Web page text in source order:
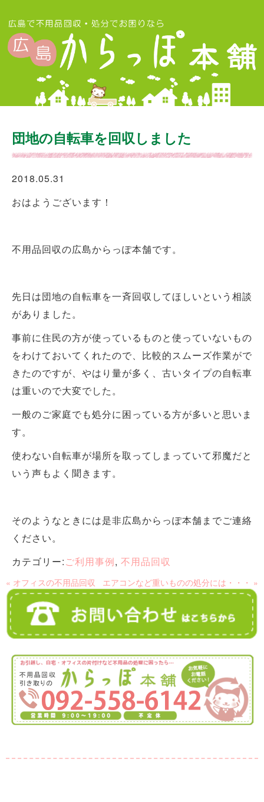
団地の自転車を回収しました
2018.05.31
おはようございます！
不用品回収の広島からっぽ本舗です。
先日は団地の自転車を一斉回収してほしいという相談
がありました。
事前に住民の方が使っているものと使っていないもの
をわけておいてくれたので、比較的スムーズ作業がで
きたのですが、やはり量が多く、古いタイプの自転車
は重いので大変でした。
一般のご家庭でも処分に困っている方が多いと思いま
す。
使わない自転車が場所を取ってしまっていて邪魔だと
いう声もよく聞きます。
そのようなときには是非広島からっぽ本舗までご連絡
ください。
カテゴリー:ご利用事例, 不用品回収
« オフィスの不用品回収 エアコンなど重いものの処分には・・・ »